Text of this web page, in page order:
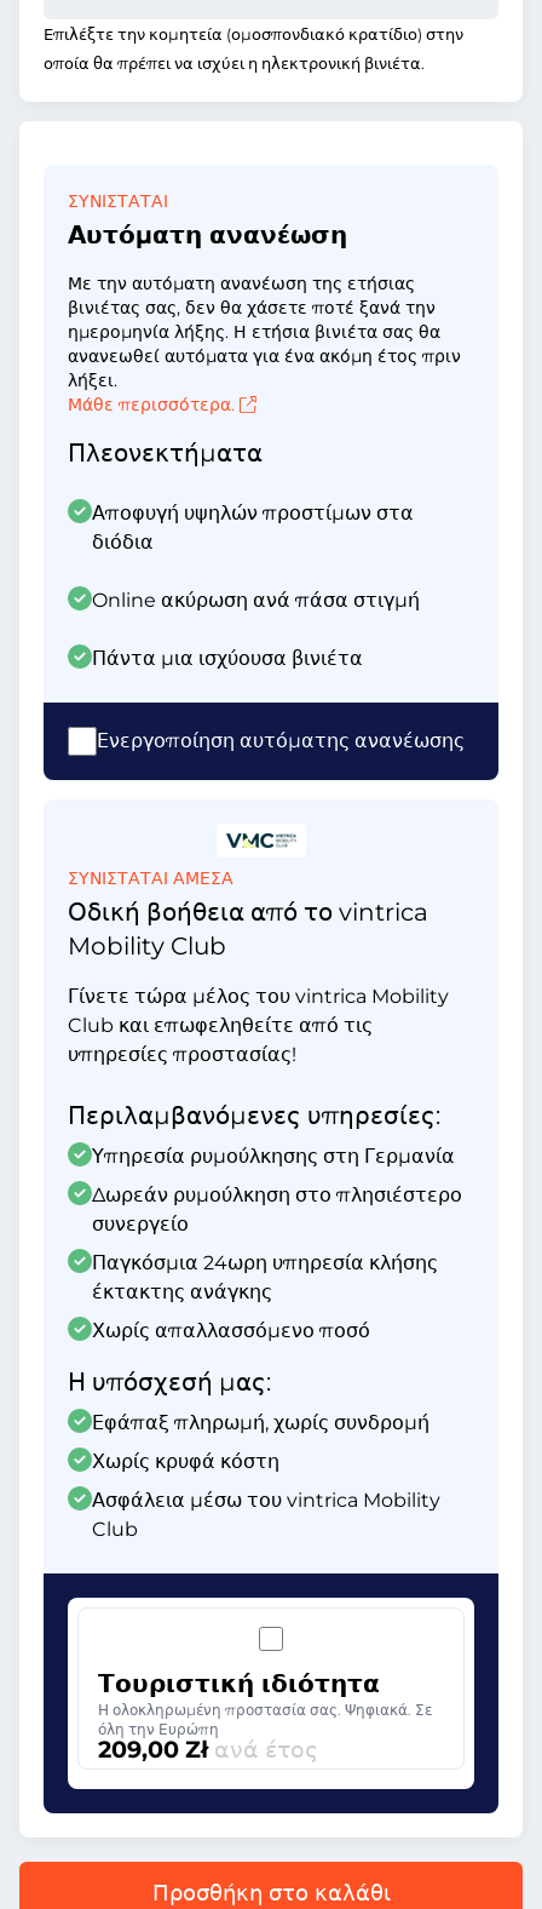
Επιλέξτε την κομητεία (ομοσπονδιακό κρατίδιο) στην
οποία θα πρέπει να ισχύει η ηλεκτρονική βινιέτα.
ΣΥΝΙΣΤΆΤΑΙ
Αυτόματη ανανέωση
Με την αυτόματη ανανέωση της ετήσιας
βινιέτας σας, δεν θα χάσετε ποτέ ξανά την
ημερομηνία λήξης. Η ετήσια βινιέτα σας θα
ανανεωθεί αυτόματα για ένα ακόμη έτος πριν
λήξει.
Μάθε περισσότερα.
Πλεονεκτήματα
Αποφυγή υψηλών προστίμων στα
διόδια
Online ακύρωση ανά πάσα στιγμή
Πάντα μια ισχύουσα βινιέτα
Ενεργοποίηση αυτόματης ανανέωσης
ΣΥΝΙΣΤΑΤΑΙ ΑΜΕΣΑ
Οδική βοήθεια από το vintrica
Mobility Club
Γίνετε τώρα μέλος του vintrica Mobility
Club και επωφεληθείτε από τις
υπηρεσίες προστασίας!
Περιλαμβανόμενες υπηρεσίες:
Υπηρεσία ρυμούλκησης στη Γερμανία
Δωρεάν ρυμούλκηση στο πλησιέστερο
συνεργείο
Παγκόσμια 24ωρη υπηρεσία κλήσης
έκτακτης ανάγκης
Χωρίς απαλλασσόμενο ποσό
Η υπόσχεσή μας:
Εφάπαξ πληρωμή, χωρίς συνδρομή
Χωρίς κρυφά κόστη
Ασφάλεια μέσω του vintrica Mobility
Club
Τουριστική ιδιότητα
Η ολοκληρωμένη προστασία σας. Ψηφιακά. Σε
όλη την Ευρώπη
209,00 Zł ανά έτος
Προσθήκη στο καλάθι